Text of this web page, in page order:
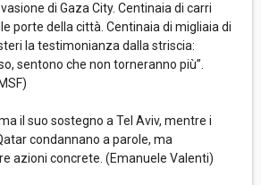
di Gaza City. Centinaia di carri
porte della città. Centinaia di migliaia di
la testimonianza dalla striscia:
sentono che non torneranno più”.
il suo sostegno a Tel Aviv, mentre i
condannano a parole, ma
azioni concrete. (Emanuele Valenti)